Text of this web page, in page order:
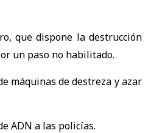
que dispone la destrucción
un paso no habilitado.
máquinas de destreza y azar
ADN a las policías.